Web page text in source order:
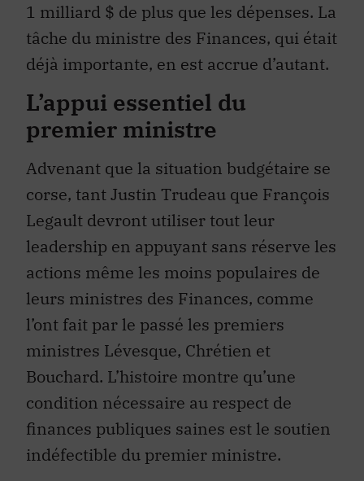
1 milliard $ de plus que les dépenses. La
tâche du ministre des Finances, qui était
déjà importante, en est accrue d’autant.
L’appui essentiel du
premier ministre
Advenant que la situation budgétaire se
corse, tant Justin Trudeau que François
Legault devront utiliser tout leur
leadership en appuyant sans réserve les
actions même les moins populaires de
leurs ministres des Finances, comme
l’ont fait par le passé les premiers
ministres Lévesque, Chrétien et
Bouchard. L’histoire montre qu’une
condition nécessaire au respect de
finances publiques saines est le soutien
indéfectible du premier ministre.